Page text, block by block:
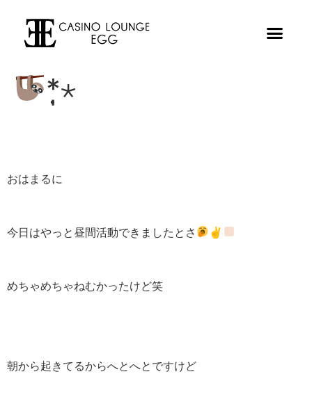
*̣̩⋆
おはまるに
今日はやっと昼間活動できましたとさ ✌
めちゃめちゃねむかったけど笑
朝から起きてるからへとへとですけど